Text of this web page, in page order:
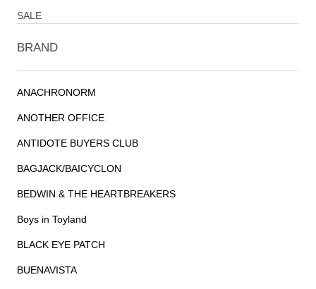
SALE
BRAND
ANACHRONORM
ANOTHER OFFICE
ANTIDOTE BUYERS CLUB
BAGJACK/BAICYCLON
BEDWIN & THE HEARTBREAKERS
Boys in Toyland
BLACK EYE PATCH
BUENAVISTA